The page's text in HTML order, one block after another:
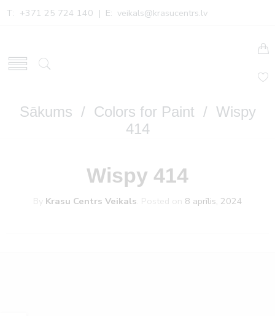
T: +371 25 724 140 | E: veikals@krasucentrs.lv
Sākums / Colors for Paint / Wispy
414
Wispy 414
By Krasu Centrs Veikals Posted on 8 aprīlis, 2024